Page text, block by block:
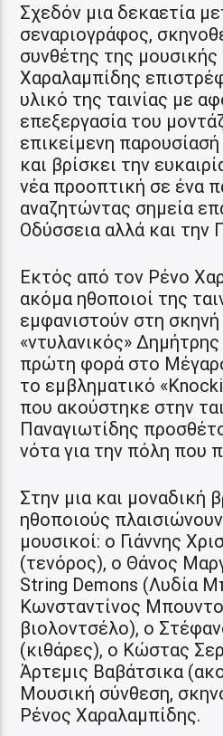
Σχεδόν μια δεκαετία
σεναριογράφος,
συνθέτης της μουσικής
Χαραλαμπίδης
υλικό της ταινίας με
επεξεργασία του
επικείμενη
και βρίσκει την
νέα προοπτική σε ένα
αναζητώντας σημεία
Οδύσσεια αλλά και την
Εκτός από τον Ρένο
ακόμα ηθοποιοί της
εμφανιστούν στη
«ντυλανικός»
πρώτη φορά στο
το εμβληματικό
που ακούστηκε στην
Παναγιωτίδης
νότα για την πόλη που
Στην μια και μοναδική
ηθοποιούς πλαισιώνουν
μουσικοί: o Γιάννης
(τενόρος), ο Θάνος
String Demons (Λυδία
Κωνσταντίνος
βιολοντσέλο), ο
(κιθάρες), ο Κώστας
Άρτεμις Βαβάτσικα
Μουσική σύνθεση,
Ρένος Χαραλαμπίδης.